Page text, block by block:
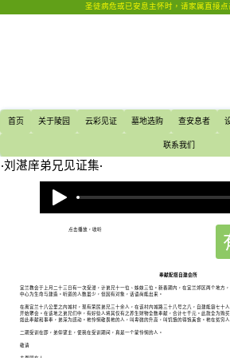
圣徒病危或已安息主怀时，请家属直接点
首页 关于陵园 云彩见证 墓地选购 查安息者
联系我们
​·刘湛庠弟兄见证集·
点击播放，收听
奉献配搭自建会所
宜兰教会于上月二十三日有一次受浸，计弟兄十一位、姊妹三位。新春期内，在宜兰郊区两个地方
中心为生命与建造。听道的人数虽少，但因有对象，话语尚能出来。
在离宜兰十八公里之内城村，现有荣民弟兄三十余人，在该村内城路三十八号之八，自建能容七十
开始聚会。在该地之弟兄们中，有好些人将其仅有之养生财物全数奉献，合计七千元。此款全为购
如此奉献和事奉，弟深为感动。祂怜悯敬畏祂的人，叫卑微的升高，叫饥饿的得饱美食。祂在贫穷
二期受训在即，弟仰望主，使我在受训期间，真是一个蒙怜悯的人。
敬请